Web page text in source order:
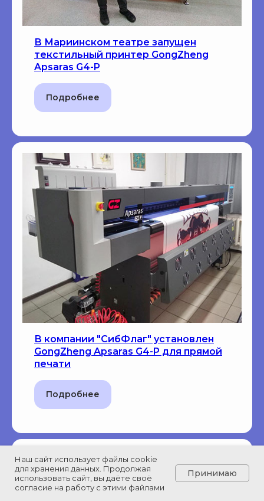
В Мариинском театре запущен
текстильный принтер GongZheng
Apsaras G4-P
Подробнее
В компании "СибФлаг" установлен
GongZheng Apsaras G4-P для прямой
печати
Подробнее
Узнать цену
Наш сайт использует файлы cookie
для хранения данных. Продолжая
использовать сайт, вы даёте своё
согласие на работу с этими файлами
Принимаю